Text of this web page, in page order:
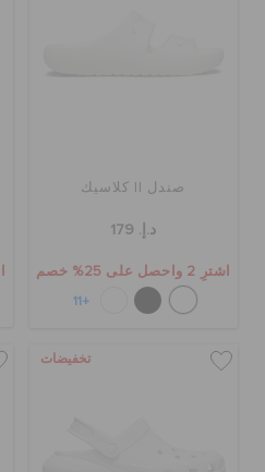
صندل II كلاسيك
د.إ. 179
اشترِ 2 واحصل على 25% خصم
+11
تخفيضات